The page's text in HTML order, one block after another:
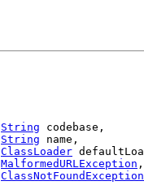
String codebase,
String name,
ClassLoader
MalformedURLException ,
ClassNotFoundException